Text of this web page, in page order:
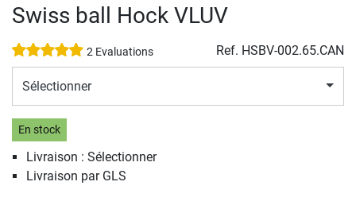
Swiss ball Hock VLUV
2 Evaluations Ref. HSBV-002.65.CAN
Sélectionner
En stock
Livraison : Sélectionner
Livraison par GLS